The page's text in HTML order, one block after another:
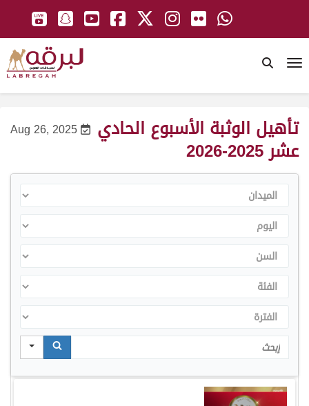
Aug 26, 2025 تأهيل الوثبة الأسبوع الحادي
عشر 2025-2026
الميدان
اليوم
السن
الفئة
الفترة
Search